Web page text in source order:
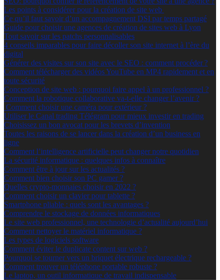
Les points à considérer pour la création de site web
Ce qu’il faut savoir d’un accompagnement DSI par temps partagé
Guide pour choisir une agences de création de sites web à Lyon
Tout savoir sur les patchs personnalisables
4 conseils imparables pour faire décoller son site internet à l’ère du
digital
Générer des visites sur son site avec le SEO : comment procéder ?
Comment télécharger des vidéos YouTube en MP4 rapidement et en
toute sécurité
Conception de site web : pourquoi faire appel à un professionnel ?
Comment la robotique collaborative va-t-elle changer l’avenir ?
Comment choisir une caméra pour extérieur ?
Utiliser le Canal trading Télégram pour mieux investir en trading
Choisissez un bon avocat pour les brevets d’invention
Toutes les raisons de se lancer dans la création d’un business en
ligne
Comment l’intelligence artificielle peut changer notre quotidien
La sécurité informatique : quelques infos à connaître
Comment être à jour sur les actualités ?
Comment bien choisir son PC gamer ?
Quelles crypto-monnaies choisir en 2022 ?
Comment choisir un clavier pour tablette ?
Smartphone pliable : quels sont les avantages ?
Comprendre le stockage de données informatiques
Le site web professionnel, une technologie d’actualité aujourd’hui
Comment nettoyer le matériel informatique ?
Les types de logiciels software
Comment éviter le duplicate content sur web ?
Pourquoi se tourner vers un briquet électrique rechargeable ?
Comment trouver un téléphone portable robuste ?
Le laptop, un outil informatique de travail indispensable